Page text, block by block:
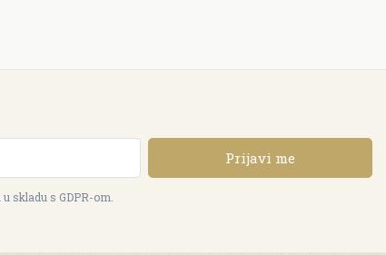
Prijavi me
skladu s GDPR-om.